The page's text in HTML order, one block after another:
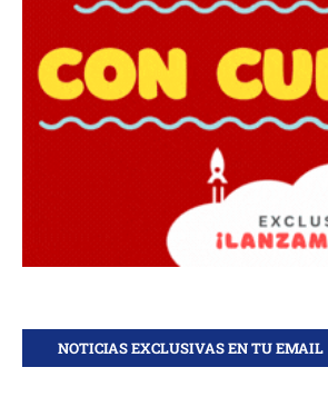
NOTICIAS EXCLUSIVAS EN TU EMAIL